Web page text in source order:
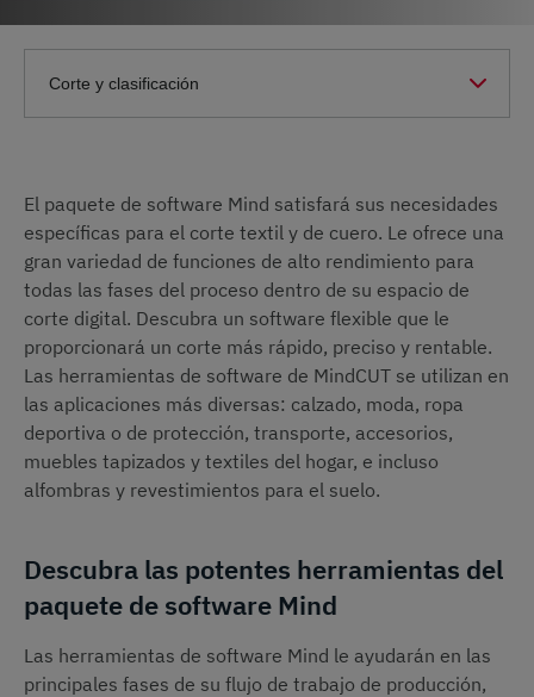
El paquete de software Mind satisfará sus necesidades
específicas para el corte textil y de cuero. Le ofrece una
gran variedad de funciones de alto rendimiento para
todas las fases del proceso dentro de su espacio de
corte digital. Descubra un software flexible que le
proporcionará un corte más rápido, preciso y rentable.
Las herramientas de software de MindCUT se utilizan en
las aplicaciones más diversas: calzado, moda, ropa
deportiva o de protección, transporte, accesorios,
muebles tapizados y textiles del hogar, e incluso
alfombras y revestimientos para el suelo.
Descubra las potentes herramientas del
paquete de software Mind
Las herramientas de software Mind le ayudarán en las
principales fases de su flujo de trabajo de producción,